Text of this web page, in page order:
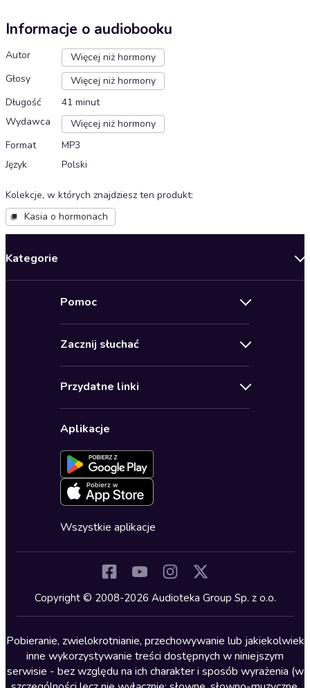
Informacje o audiobooku
Autor
Więcej niż hormony
Głosy
Więcej niż hormony
Długość
41 minut
Wydawca
Więcej niż hormony
Format
MP3
Język
Polski
Kolekcje, w których znajdziesz ten produkt:
Kasia o hormonach
Kategorie
Biznes, marketing, ekonomia
Dla młodzieży
Kryminały
Lektury szkolne
Literatura anglojęzyczna
Literatura faktu
Pomoc
Pomoc
Ustawienia prywatności
Formularz zgłaszania nielegalnych treści
Deklaracja dostępności
Zacznij słuchać
Karnety
Oferta dla firm i bibliotek
Przydatne linki
Dołącz do newslettera
Blog
Zapowiedzi
Cykle audiobooków
Aplikacje
Wszystkie aplikacje
Copyright © 2008-2026 Audioteka Group Sp. z o.o.
Pobieranie, zwielokrotnianie, przechowywanie lub jakiekolwiek
inne wykorzystywanie treści dostępnych w niniejszym
serwisie - bez względu na ich charakter i sposób wyrażenia (w